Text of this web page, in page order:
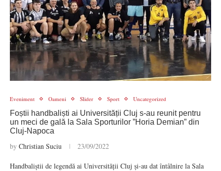
Eveniment Oameni Slider Sport Uncategorized
Foștii handbaliști ai Universității Cluj s-au reunit pentru
un meci de gală la Sala Sporturilor ”Horia Demian” din
Cluj-Napoca
by Christian Suciu 23/09/2022
Handbaliștii de legendă ai Universității Cluj și-au dat întâlnire la Sala